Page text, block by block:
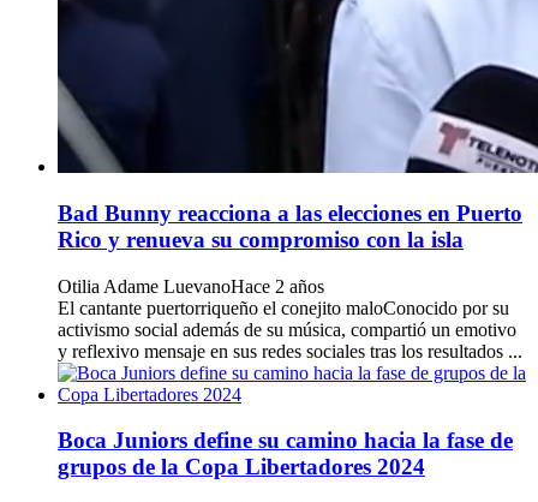
Bad Bunny reacciona a las elecciones en Puerto
Rico y renueva su compromiso con la isla
Otilia Adame LuevanoHace 2 años
El cantante puertorriqueño el conejito maloConocido por su
activismo social además de su música, compartió un emotivo
y reflexivo mensaje en sus redes sociales tras los resultados ...
Boca Juniors define su camino hacia la fase de
grupos de la Copa Libertadores 2024